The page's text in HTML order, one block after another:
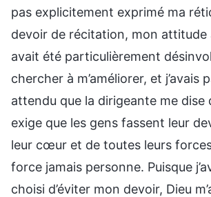
pas explicitement exprimé ma
devoir de récitation, mon attitude
avait été particulièrement
chercher à m’améliorer, et j’avais
attendu que la dirigeante me dise
exige que les gens fassent leur
leur cœur et de toutes leurs
force jamais personne. Puisque
choisi d’éviter mon devoir, Dieu